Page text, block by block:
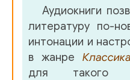
Аудиокниги
литературу по-
интонации и
в жанре Классика
для такого